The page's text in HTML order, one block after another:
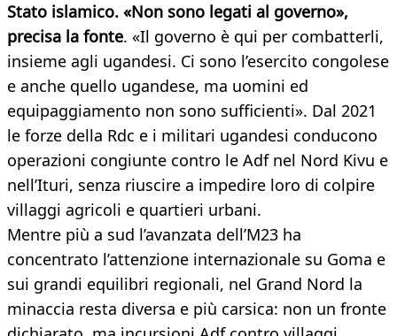
Stato islamico. «Non sono legati al governo»,
precisa la fonte. «Il governo è qui per combatterli,
insieme agli ugandesi. Ci sono l’esercito congolese
e anche quello ugandese, ma uomini ed
equipaggiamento non sono sufficienti». Dal 2021
le forze della Rdc e i militari ugandesi conducono
operazioni congiunte contro le Adf nel Nord Kivu e
nell’Ituri, senza riuscire a impedire loro di colpire
villaggi agricoli e quartieri urbani.
Mentre più a sud l’avanzata dell’M23 ha
concentrato l’attenzione internazionale su Goma e
sui grandi equilibri regionali, nel Grand Nord la
minaccia resta diversa e più carsica: non un fronte